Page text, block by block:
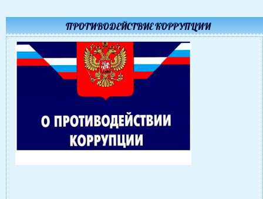
ПРОТИВОДЕЙСТВИЕ КОРРУПЦИИ